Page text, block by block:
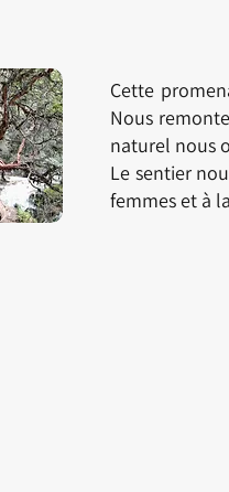
Cette
Nous
naturel nous
Le sentier
femmes et à